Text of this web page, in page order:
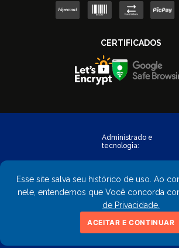
Esse site salva seu histórico de uso. Ao
nele, entendemos que Você concorda
de Privacidade.
ACEITAR E CONTINUAR
Copyright © 2023 - FastObra. Todos os
CNPJ: 02.559.428/0001-02